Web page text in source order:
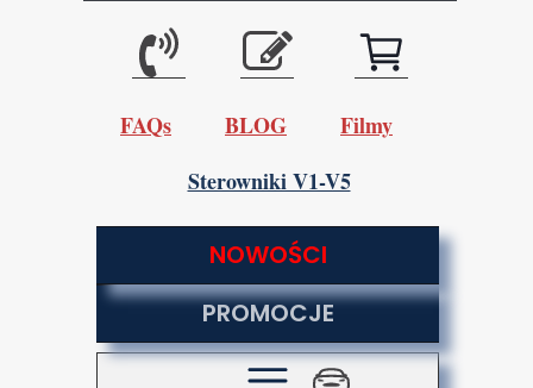
NOWOŚCI
PROMOCJE
FAQs BLOG Filmy
Sterowniki V1-V5